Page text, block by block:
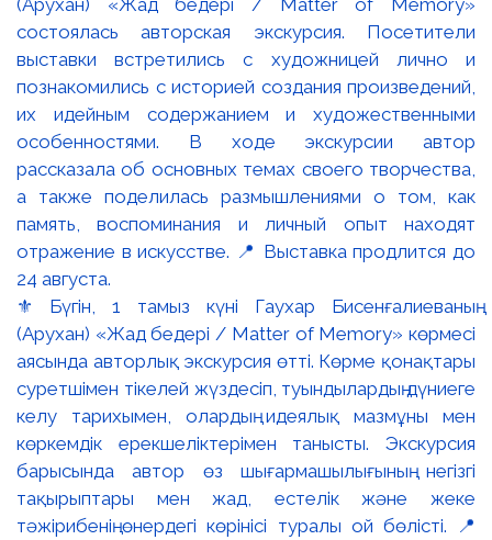
⚜️ Бүгін, 1 тамыз күні Гаухар Бисенғалиеваның
(Арухан) «Жад бедері / Matter of Memory» көрмесі
аясында авторлық экскурсия өтті. Көрме қонақтары
суретшімен тікелей жүздесіп, туындылардың дүниеге
келу тарихымен, олардың идеялық мазмұны мен
көркемдік ерекшеліктерімен танысты. Экскурсия
барысында автор өз шығармашылығының негізгі
тақырыптары мен жад, естелік және жеке
тәжірибенің өнердегі көрінісі туралы ой бөлісті. 📍